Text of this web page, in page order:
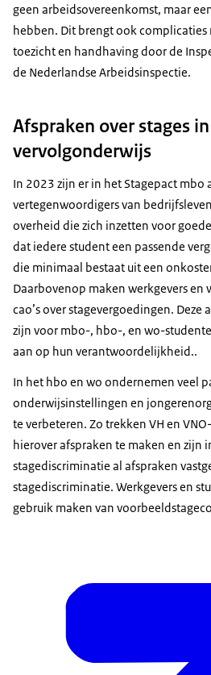
geen arbeidsovereenkomst, maar
hebben. Dit brengt ook complicaties
toezicht en handhaving door de
de Nederlandse Arbeidsinspectie.
Afspraken over stages
vervolgonderwijs
In 2023 zijn er in het Stagepact mbo
vertegenwoordigers van
overheid die zich inzetten voor
dat iedere student een passende
die minimaal bestaat uit een
Daarbovenop maken werkgevers en
cao’s over stagevergoedingen.
zijn voor mbo-, hbo-, en wo-
aan op hun verantwoordelijkheid..
In het hbo en wo ondernemen veel
onderwijsinstellingen en
te verbeteren. Zo trekken VH en
hierover afspraken te maken en zijn
stagediscriminatie al afspraken
stagediscriminatie. Werkgevers en
gebruik maken van